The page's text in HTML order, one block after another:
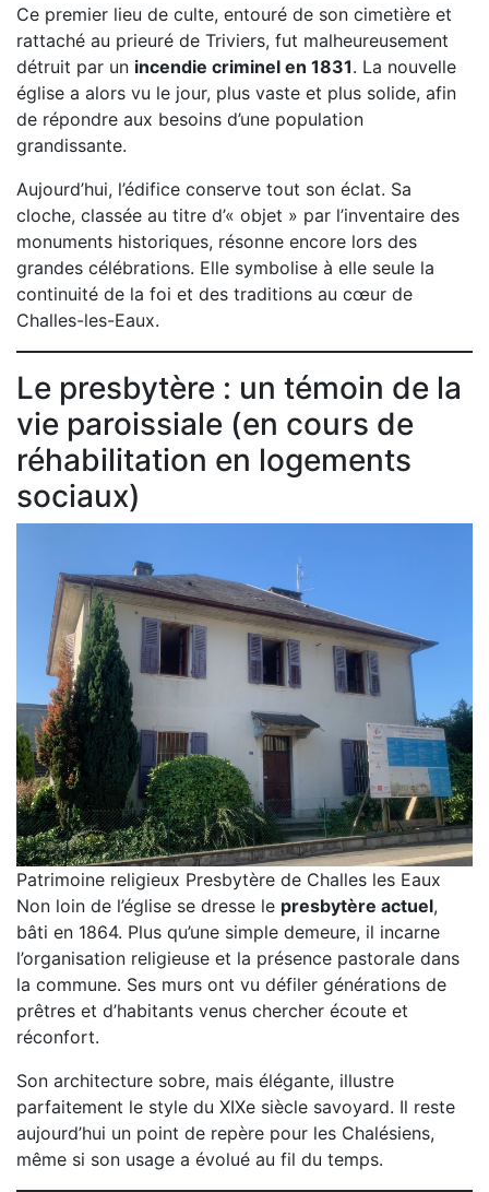
Ce premier lieu de culte, entouré de son cimetière et
rattaché au prieuré de Triviers, fut malheureusement
détruit par un incendie criminel en 1831. La nouvelle
église a alors vu le jour, plus vaste et plus solide, afin
de répondre aux besoins d’une population
grandissante.
Aujourd’hui, l’édifice conserve tout son éclat. Sa
cloche, classée au titre d’« objet » par l’inventaire des
monuments historiques, résonne encore lors des
grandes célébrations. Elle symbolise à elle seule la
continuité de la foi et des traditions au cœur de
Challes-les-Eaux.
Le presbytère : un témoin de la
vie paroissiale (en cours de
réhabilitation en logements
sociaux)
Patrimoine religieux Presbytère de Challes les Eaux
Non loin de l’église se dresse le presbytère actuel,
bâti en 1864. Plus qu’une simple demeure, il incarne
l’organisation religieuse et la présence pastorale dans
la commune. Ses murs ont vu défiler générations de
prêtres et d’habitants venus chercher écoute et
réconfort.
Son architecture sobre, mais élégante, illustre
parfaitement le style du XIXe siècle savoyard. Il reste
aujourd’hui un point de repère pour les Chalésiens,
même si son usage a évolué au fil du temps.